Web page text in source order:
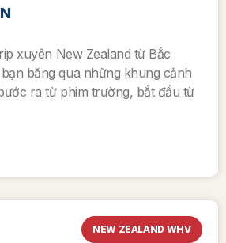
xuyên New Zealand từ Bắc
băng qua những khung cảnh
ra từ phim trường, bắt đầu từ
NEW ZEALAND WHV